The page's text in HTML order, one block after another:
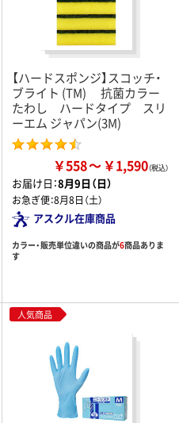
【ハードスポンジ】スコッチ・
ブライト (TM) 抗菌カラー
たわし ハードタイプ スリ
ーエム ジャパン(3M)
￥558 ￥1,590
お届け日：8月9日（日）
お急ぎ便：8月8日（土）
アスクル在庫商品
カラー・販売単位違いの商品が6商品ありま
す
人気商品